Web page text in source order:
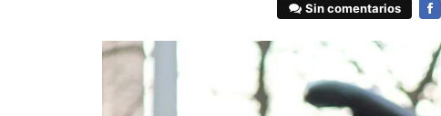
Sin comentarios